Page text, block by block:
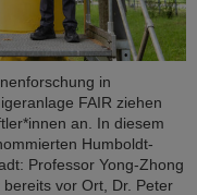
in
FAIR ziehen
an. In diesem
Humboldt-
Professor Yong-Zhong
vor Ort, Dr. Peter